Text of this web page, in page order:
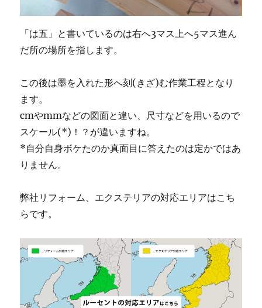
「は五」と書いているのは右へ3マス上へ5マス進ん
だ所の場所を指します。
この後は墨を入れた形へ刻(きざ)む作業工程となり
ます。
cmやmmなどの図面と違い、尺寸などを用いるので
スケール(*)！？が違いますね。
*自分自身ボケたのか真面目に答えたのは定かではあ
りません。
弊社リフォーム、エクステリアの対応エリアはこち
らです。